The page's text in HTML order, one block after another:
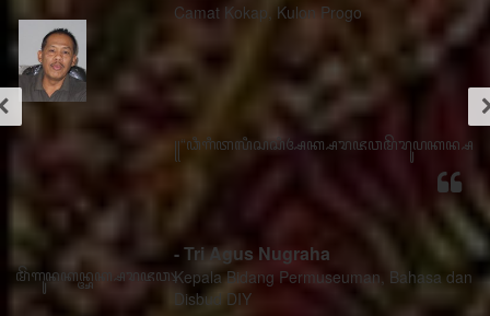
Camat Kokap, Kulon Progo
- Tri Agus Nugraha
Kepala Bidang Permuseuman, Bahasa dan Sastra
Disbud DIY